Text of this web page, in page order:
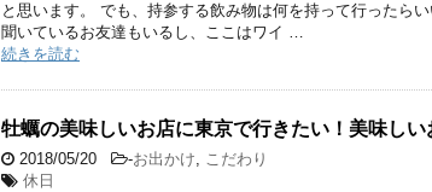
と思います。 でも、持参する飲み物は何を持って行ったら
聞いているお友達もいるし、ここはワイ …
続きを読む
牡蠣の美味しいお店に東京で行きたい！美味しい
2018/05/20 -お出かけ, こだわり
休日